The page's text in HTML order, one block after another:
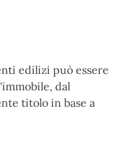
edilizi può essere
dal
titolo in base a